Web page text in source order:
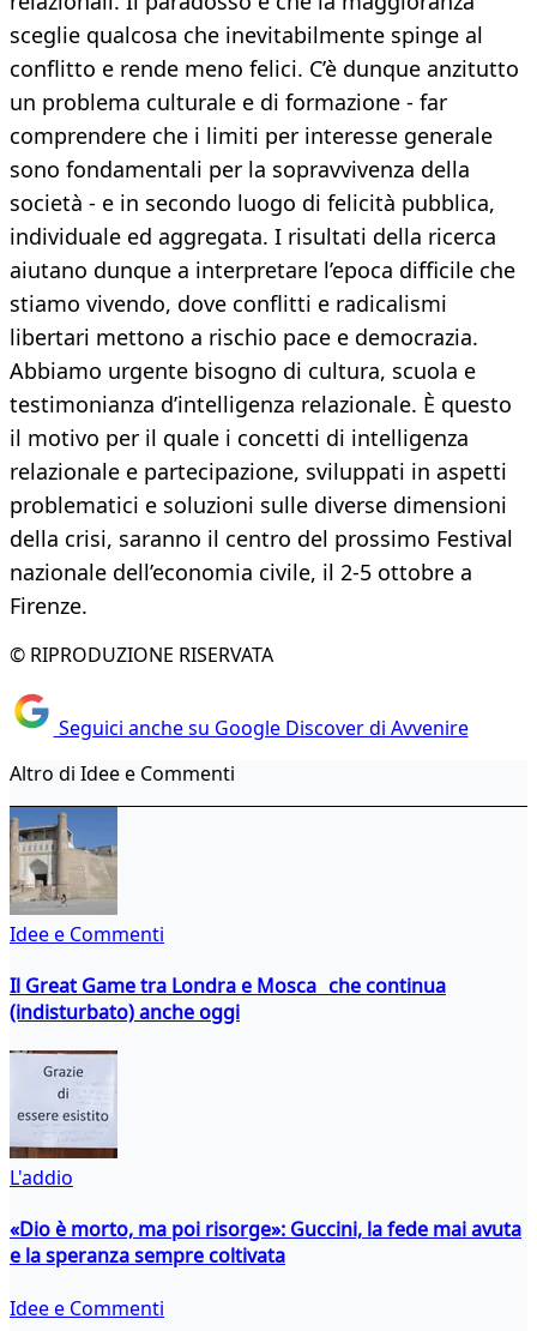
sceglie qualcosa che inevitabilmente spinge al
conflitto e rende meno felici. C’è dunque anzitutto
un problema culturale e di formazione - far
comprendere che i limiti per interesse generale
sono fondamentali per la sopravvivenza della
società - e in secondo luogo di felicità pubblica,
individuale ed aggregata. I risultati della ricerca
aiutano dunque a interpretare l’epoca difficile che
stiamo vivendo, dove conflitti e radicalismi
libertari mettono a rischio pace e democrazia.
Abbiamo urgente bisogno di cultura, scuola e
testimonianza d’intelligenza relazionale. È questo
il motivo per il quale i concetti di intelligenza
relazionale e partecipazione, sviluppati in aspetti
problematici e soluzioni sulle diverse dimensioni
della crisi, saranno il centro del prossimo Festival
nazionale dell’economia civile, il 2-5 ottobre a
Firenze.
© RIPRODUZIONE RISERVATA
Seguici anche su Google Discover di Avvenire
Altro di Idee e Commenti
Idee e Commenti
Il Great Game tra Londra e Mosca che continua
(indisturbato) anche oggi
L'addio
«Dio è morto, ma poi risorge»: Guccini, la fede mai avuta
e la speranza sempre coltivata
Idee e Commenti